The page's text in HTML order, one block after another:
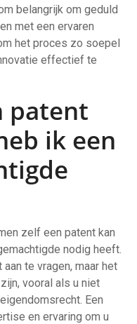
belangrijk om geduld
met een ervaren
het proces zo soepel
effectief te
patent
ik een
zelf een patent kan
nodig heeft.
te vragen, maar het
vooral als u niet
Een
en ervaring om u